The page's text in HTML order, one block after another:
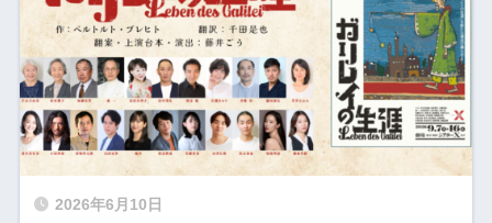
2026年6月10日